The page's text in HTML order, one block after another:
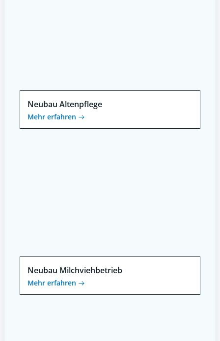
Neubau Altenpflege
Mehr erfahren
Neubau Milchviehbetrieb
Mehr erfahren